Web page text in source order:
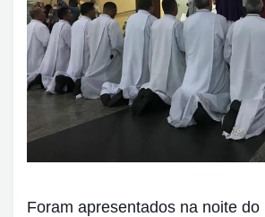
Foram apresentados na noite do